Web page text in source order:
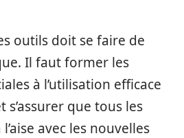
outils doit se faire de
Il faut former les
à l’utilisation efficace
s’assurer que tous les
avec les nouvelles